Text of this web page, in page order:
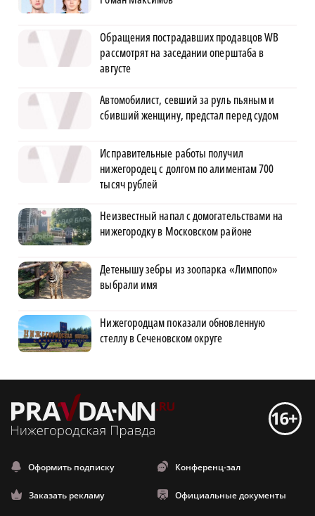
Обращения пострадавших продавцов WB
рассмотрят на заседании оперштаба в
августе
Автомобилист, севший за руль пьяным и
сбивший женщину, предстал перед судом
Исправительные работы получил
нижегородец с долгом по алиментам 700
тысяч рублей
Неизвестный напал с домогательствами на
нижегородку в Московском районе
Детенышу зебры из зоопарка «Лимпопо»
выбрали имя
Нижегородцам показали обновленную
стеллу в Сеченовском округе
Оформить подписку Конференц-зал
Заказать рекламу Официальные документы